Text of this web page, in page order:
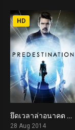
7.5
HD
ยึดเวลาล่าอนาคต Predestination (2014)
28 Aug 2014